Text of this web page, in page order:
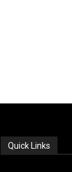
Quick Links